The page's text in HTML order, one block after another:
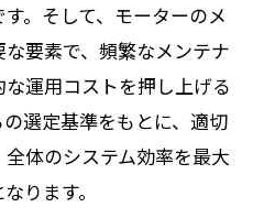
。そして、モーターのメ
要素で、頻繁なメンテナ
運用コストを押し上げる
選定基準をもとに、適切
体のシステム効率を最大
ります。